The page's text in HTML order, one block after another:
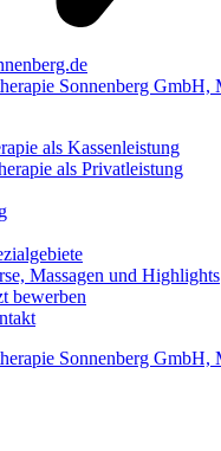
als Kassenleistung
als Privatleistung
Massagen und Highlights
bewerben